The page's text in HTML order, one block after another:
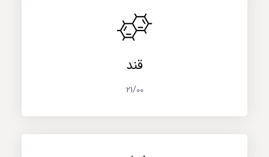
قند
21/00